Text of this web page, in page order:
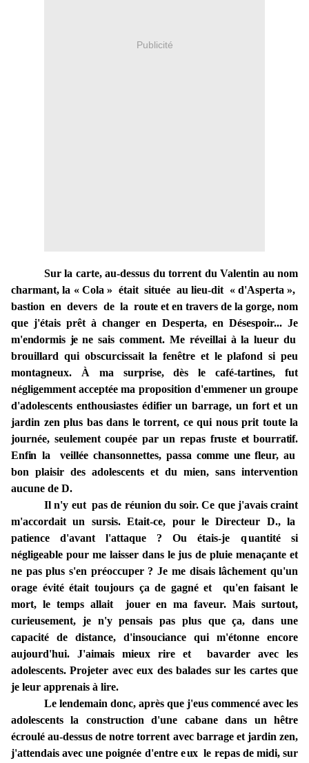
Publicité
Sur la carte,au-dessus du torrent du Valentin au nom
charmant,la « Cola » était située au lieu-dit « d'Asperta »,
bastion en devers de la route et en travers de la gorge,nom
que j'étais prêt à changer en Desperta, en Désespoir... Je
m'endormis jenesais comment. Me réveillai à la lueurdu
brouillard qui obscurcissait la fenêtre et le plafond si peu
montagneux. À ma
surprise, dès le café-tartines, fut
négligemment acceptéema proposition d'emmener un groupe
d'adolescents enthousiastes édifierun barrage, un fort et un
jardin zen plus bas dans le torrent, ce qui nous prit toute la
journée, seulement coupée parun repas fruste et bourratif.
Enfin la veillée chansonnettes,passa comme une fleur, au
bon plaisir des adolescents et du mien, sansintervention
aucune de D.
Il n'y eut pas de réunion du soir. Ce que j'avais craint
m'accordait un sursis. Etait-ce, pour le Directeur D., la
patience
d'avant l'attaque ? Ou étais-jequantité si
négligeable pour me laisser dans le jus de pluie menaçante et
ne pas plus s'en préoccuper ? Je me disais lâchement qu'un
orage évité était toujours ça de gagné et qu'en faisant le
mort, le temps allait jouer enma
faveur. Mais surtout,
curieusement, je n'ypensais pas plus que ça, dansune
capacité de distance, d'insouciance qui m'étonne encore
aujourd'hui.J'aimaismieux rire et bavarder
avec les
adolescents.Projeter avec eux des balades surles cartes que
je leur apprenais à lire.
Le lendemain donc, après que j'eus commencé avec les
adolescents la construction d'une cabane
dans un
hêtre
écroulé au-dessus de notre torrent avec barrage et jardinzen,
j'attendais avec une poignée d'entre euxle repas de midi, sur